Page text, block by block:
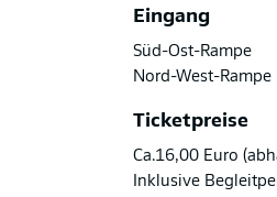
Eingang
Süd-Ost-Rampe
Nord-West-Rampe
Ticketpreise
Ca.16,00 Euro
Inklusive